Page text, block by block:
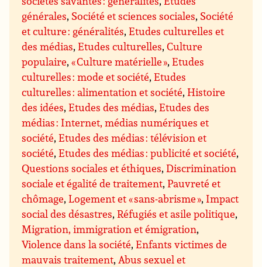
générales, Société et sciences sociales, Société
et culture : généralités,Etudes culturelles et
des médias,Etudes culturelles,Culture
populaire,« Culture matérielle »,Etudes
culturelles : mode et société,Etudes
culturelles : alimentation et société,Histoire
des idées,Etudes des médias,Etudes des
médias : Internet, médias numériques et
société,Etudes des médias : télévision et
société,Etudes des médias : publicité et société,
Questions sociales et éthiques,Discrimination
sociale et égalité de traitement,Pauvreté et
chômage,Logement et « sans-abrisme », Impact
social des désastres,Réfugiés et asile politique,
Migration, immigration et émigration,
Violence dans la société,Enfants victimes de
mauvais traitement,Abus sexuel et